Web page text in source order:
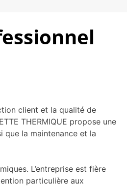
client et la qualité de
THERMIQUE propose une
que la maintenance et la
L’entreprise est fière
particulière aux